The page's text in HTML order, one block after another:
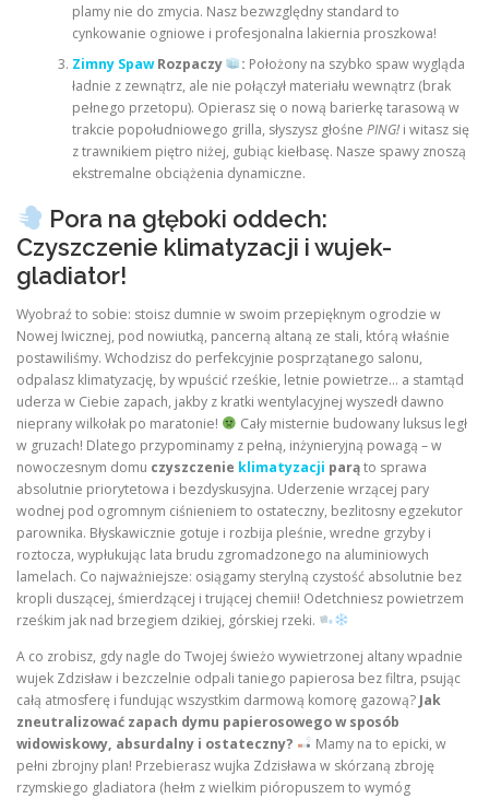
plamy nie do zmycia. Nasz bezwzględny standard to
cynkowanie ogniowe i profesjonalna lakiernia proszkowa!
Zimny SpawRozpaczy : Położony na szybko spaw wygląda
ładnie z zewnątrz, ale nie połączył materiału wewnątrz (brak
pełnego przetopu). Opierasz się o nową barierkę tarasową w
trakcie popołudniowego grilla, słyszysz głośne PING!i witasz się
z trawnikiem piętro niżej, gubiąc kiełbasę. Nasze spawy znoszą
ekstremalne obciążenia dynamiczne.
Pora na głęboki oddech:
Czyszczenie klimatyzacji i wujek-
gladiator!
Wyobraź to sobie: stoisz dumnie w swoim przepięknym ogrodzie w
Nowej Iwicznej, pod nowiutką, pancerną altaną ze stali, którą właśnie
postawiliśmy. Wchodzisz do perfekcyjnie posprzątanego salonu,
odpalasz klimatyzację, by wpuścić rześkie, letnie powietrze… a stamtąd
uderza w Ciebie zapach, jakby z kratki wentylacyjnej wyszedł dawno
nieprany wilkołak po maratonie!
Cały misternie budowany luksus legł
w gruzach! Dlatego przypominamy z pełną, inżynieryjną powagą – w
nowoczesnym domu czyszczenie klimatyzacji parąto sprawa
absolutnie priorytetowa i bezdyskusyjna. Uderzenie wrzącej pary
wodnej pod ogromnym ciśnieniem to ostateczny, bezlitosny egzekutor
parownika. Błyskawicznie gotuje i rozbija pleśnie, wredne grzyby i
roztocza, wypłukując lata brudu zgromadzonego na aluminiowych
lamelach. Co najważniejsze: osiągamy sterylną czystość absolutnie bez
kropli duszącej, śmierdzącej i trującej chemii! Odetchniesz powietrzem
rześkim jak nad brzegiem dzikiej, górskiej rzeki.
A co zrobisz, gdy nagle do Twojej świeżo wywietrzonej altany wpadnie
wujek Zdzisław i bezczelnie odpali taniego papierosa bez filtra, psując
całą atmosferę i fundując wszystkim darmową komorę gazową? Jak
zneutralizować zapach dymu papierosowego w sposób
widowiskowy, absurdalny i ostateczny?
Mamy na to epicki, w
pełni zbrojny plan! Przebierasz wujka Zdzisława w skórzaną zbroję
rzymskiego gladiatora (hełm z wielkim pióropuszem to wymóg